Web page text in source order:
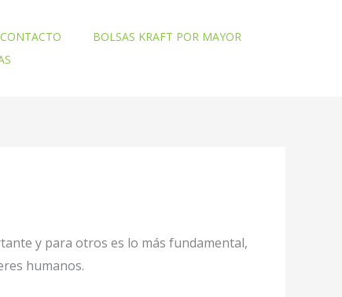
CONTACTO
BOLSAS KRAFT POR MAYOR
y para otros es lo más fundamental,
humanos.